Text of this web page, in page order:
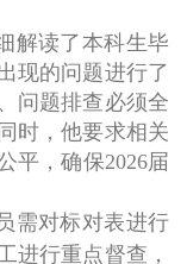
解读了本科生毕
现的问题进行了
问题排查必须全
时，他要求相关
平，确保2026届
需对标对表进行
进行重点督查，